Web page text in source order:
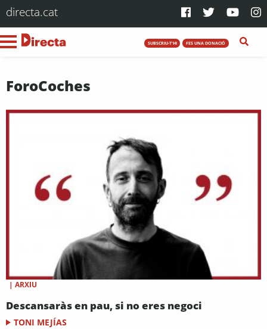
directa.cat
SUBSCRIU-T'HI FES UNA DONACIÓ
ForoCoches
| ARXIU
Descansaràs en pau, si no eres negoci
TONI MEJÍAS